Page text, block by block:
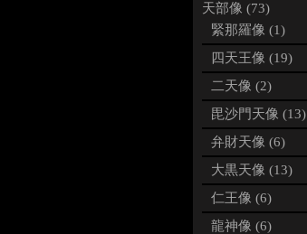
天部像 (73)
緊那羅像 (1)
四天王像 (19)
二天像 (2)
毘沙門天像 (13)
弁財天像 (6)
大黒天像 (13)
仁王像 (6)
龍神像 (6)